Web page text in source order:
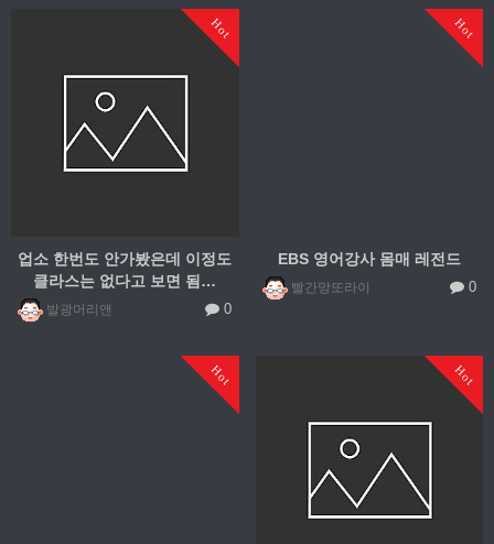
Hot
업소 한번도 안가봤은데 이정도
클라스는 없다고 보면 됨…
발광머리앤 0
Hot
EBS 영어강사 몸매 레전드
빨간망또라이 0
Hot Hot